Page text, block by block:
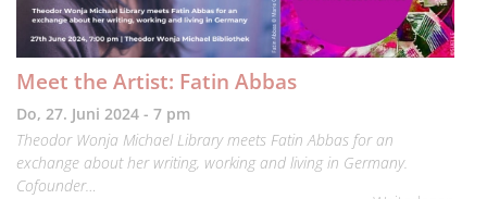
Meet the Artist: Fatin Abbas
Do, 27. Juni 2024 - 7 pm
Theodor Wonja Michael Library meets Fatin Abbas for an
exchange about her writing, working and living in Germany.
Cofounder…